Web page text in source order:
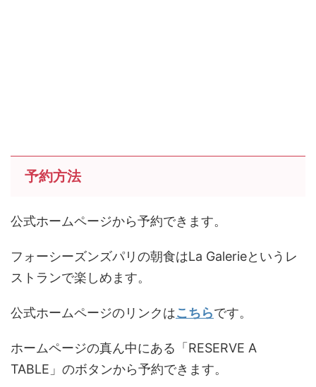
予約方法
公式ホームページから予約できます。
フォーシーズンズパリの朝食はLa Galerieというレ
ストランで楽しめます。
公式ホームページのリンクはこちらです。
ホームページの真ん中にある「RESERVE A
TABLE」のボタンから予約できます。